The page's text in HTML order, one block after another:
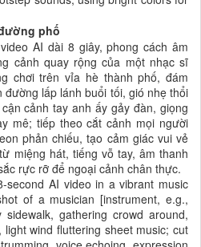
phố
AI dài 8 giây, phong cách âm
cảnh quay rộng của một nhạc sĩ
chơi trên vỉa hè thành phố, đám
lấp lánh buổi tối, gió nhẹ thổi
cảnh tay anh ấy gảy đàn, giọng
mê; tiếp theo cắt cảnh mọi người
phản chiếu, tạo cảm giác vui vẻ
miệng hát, tiếng vỗ tay, âm thanh
rực rỡ để ngoại cảnh chân thực.
second AI video in a vibrant music
of a musician [instrument, e.g.,
gathering crowd around,
wind fluttering sheet music; cut